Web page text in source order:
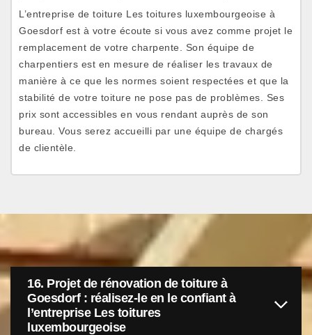
L’entreprise de toiture Les toitures luxembourgeoise à
Goesdorf est à votre écoute si vous avez comme projet le
remplacement de votre charpente. Son équipe de
charpentiers est en mesure de réaliser les travaux de
manière à ce que les normes soient respectées et que la
stabilité de votre toiture ne pose pas de problèmes. Ses
prix sont accessibles en vous rendant auprès de son
bureau. Vous serez accueilli par une équipe de chargés
de clientèle.
16. Projet de rénovation de toiture à
Goesdorf : réalisez-le en le confiant à
l’entreprise Les toitures
luxembourgeoise